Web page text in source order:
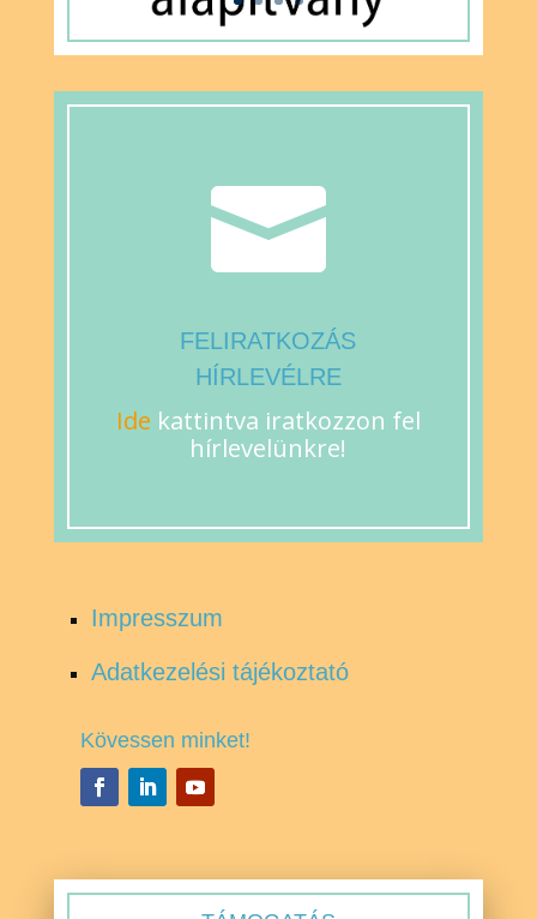

FELIRATKOZÁS
HÍRLEVÉLRE
Ide kattintva iratkozzon fel
hírlevelünkre!
Impresszum
Adatkezelési tájékoztató
Kövessen minket!